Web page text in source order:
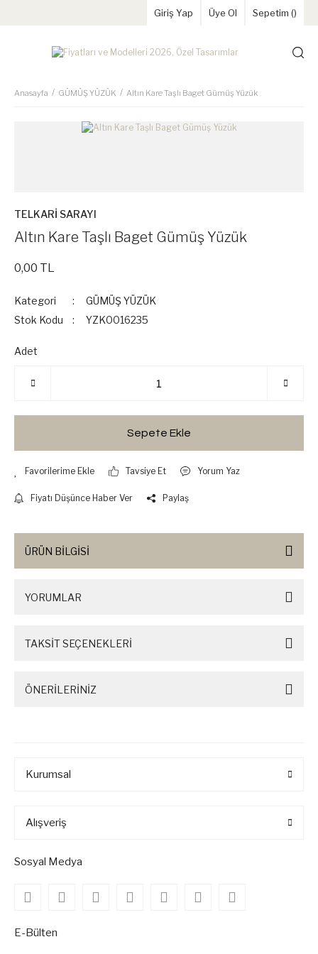
Giriş Yap Üye Ol Sepetim ()
Anasayfa GÜMÜŞ YÜZÜK Altın Kare Taşlı Baget Gümüş Yüzük
TELKARİ SARAYI
Altın Kare Taşlı Baget Gümüş Yüzük
0,00 TL
Kategori
GÜMÜŞ YÜZÜK
Stok Kodu
YZK0016235
Adet
Sepete Ekle
Tavsiye Et Yorum Yaz
Fiyatı Düşünce Haber Ver Paylaş
ÜRÜN BİLGİSİ
YORUMLAR
TAKSİT SEÇENEKLERİ
ÖNERİLERİNİZ
Kurumsal
Alışveriş
Sosyal Medya
E-Bülten